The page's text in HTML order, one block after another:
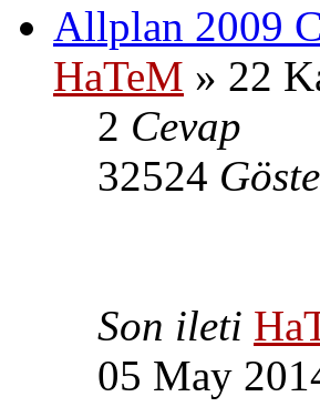
Allplan 2009
HaTeM » 22
2 Cevap
32524
Son ileti
05 May